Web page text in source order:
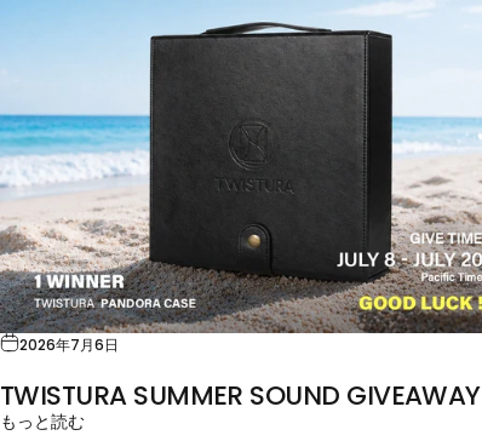
2026年7月6日
TWISTURA SUMMER SOUND GIVEAWAY
もっと読む